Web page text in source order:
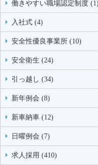
働きやすい職場認定制度 (1)
入社式 (4)
安全性優良事業所 (10)
安全衛生 (24)
引っ越し (34)
新年例会 (8)
新車納車 (12)
日曜例会 (7)
求人採用 (410)